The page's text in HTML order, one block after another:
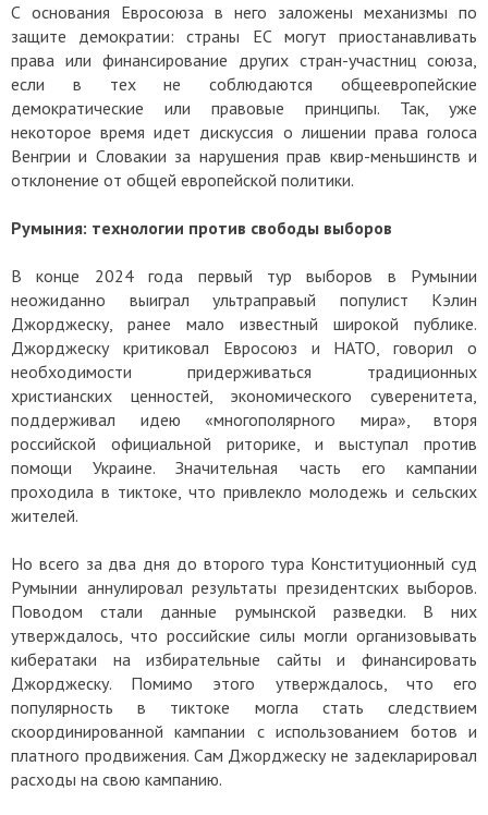
С основания Евросоюза в него заложены механизмы по
защите демократии: страны ЕС могут приостанавливать
права или финансирование других стран-участниц союза,
если в тех не соблюдаются общеевропейские
демократические или правовые принципы. Так, уже
некоторое время идет дискуссия о лишении права голоса
Венгрии и Словакии за нарушения прав квир-меньшинств и
отклонение от общей европейской политики.
Румыния: технологии против свободы выборов
В конце 2024 года первый тур выборов в Румынии
неожиданно выиграл ультраправый популист Кэлин
Джорджеску, ранее мало известный широкой публике.
Джорджеску критиковал Евросоюз и НАТО, говорил о
необходимости придерживаться традиционных
христианских ценностей, экономического суверенитета,
поддерживал идею «многополярного мира», вторя
российской официальной риторике, и выступал против
помощи Украине. Значительная часть его кампании
проходила в тиктоке, что привлекло молодежь и сельских
жителей.
Но всего за два дня до второго тура Конституционный суд
Румынии аннулировал результаты президентских выборов.
Поводом стали данные румынской разведки. В них
утверждалось, что российские силы могли организовывать
кибератаки на избирательные сайты и финансировать
Джорджеску. Помимо этого утверждалось, что его
популярность в тиктоке могла стать следствием
скоординированной кампании с использованием ботов и
платного продвижения. Сам Джорджеску не задекларировал
расходы на свою кампанию.